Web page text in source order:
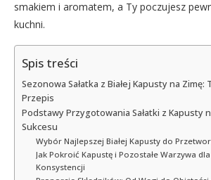
smakiem i aromatem, a Ty poczujesz
kuchni.
Spis treści
Sezonowa Sałatka z Białej Kapusty na
Przepis
Podstawy Przygotowania Sałatki z Kapusty
Sukcesu
Wybór Najlepszej Białej Kapusty do
Jak Pokroić Kapustę i Pozostałe Warzywa
Konsystencji